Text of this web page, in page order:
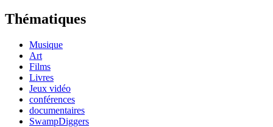
Thématiques
Musique
Art
Films
Livres
Jeux vidéo
conférences
documentaires
SwampDiggers